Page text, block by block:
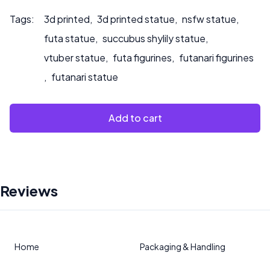
Tags: 3d printed, 3d printed statue, nsfw statue,
futa statue, succubus shylily statue,
vtuber statue, futa figurines, futanari figurines
, futanari statue
Add to cart
Reviews
Home Packaging & Handling